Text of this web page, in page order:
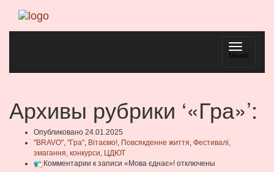
Меню
Архивы рубрики ‘«Гра»’:
Опубликовано 24.01.2025
"BRAVO", "Гра", Вітаємо!, Повсякденне життя, Фестивалі,
змагання, конкурси, ЦДЮТ
Комментарии к записи «Мова єднає»! отключены